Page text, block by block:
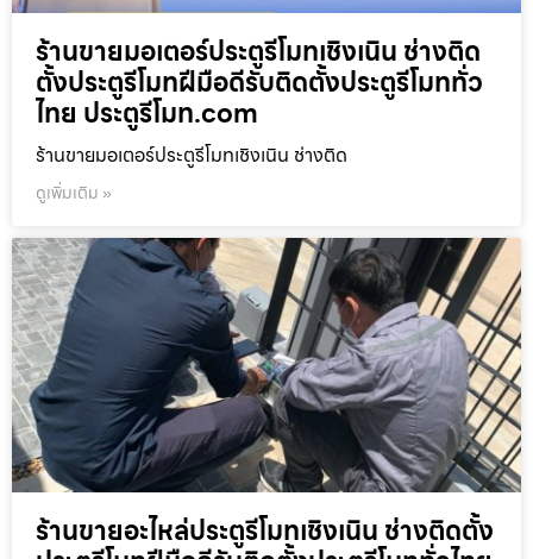
ร้านขายมอเตอร์ประตูรีโมทเชิงเนิน ช่างติด
ตั้งประตูรีโมทฝีมือดีรับติดตั้งประตูรีโมททั่ว
ไทย ประตูรีโมท.com
ร้านขายมอเตอร์ประตูรีโมทเชิงเนิน ช่างติด
ดูเพิ่มเติม »
ร้านขายอะไหล่ประตูรีโมทเชิงเนิน ช่างติดตั้ง